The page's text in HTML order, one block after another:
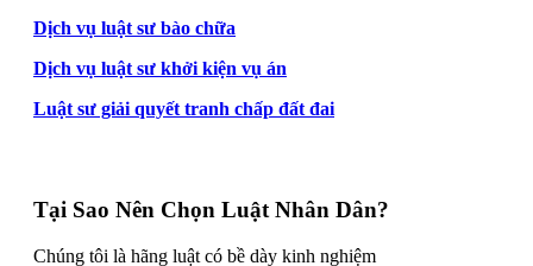
Dịch vụ luật sư bào chữa
Dịch vụ luật sư khởi kiện vụ án
Luật sư giải quyết tranh chấp đất đai
Tại Sao Nên Chọn Luật Nhân Dân?
Chúng tôi là hãng luật có bề dày kinh nghiệm